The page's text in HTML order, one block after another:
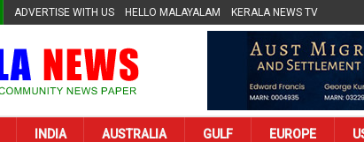
ADVERTISE WITH US HELLO MALAYALAM KERALA NEWS TV
INDIA AUSTRALIA GULF EUROPE